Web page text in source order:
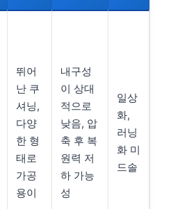
뛰어
난 쿠
셔닝,
다양
한 형
태로
가공
용이
내구성
이 상대
적으로
낮음, 압
축 후 복
원력 저
하 가능
성
일상
화,
러닝
화 미
드솔